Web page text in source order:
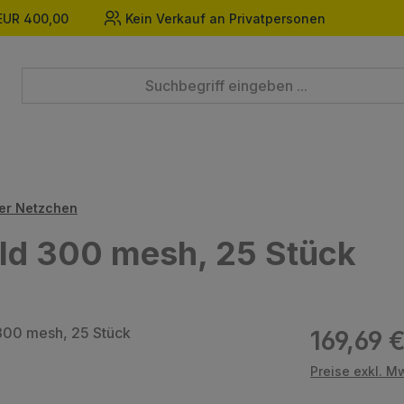
400,00 Kein Verkauf an Privatpersonen
Netzchen
300 mesh, 25 Stück
Regulärer
169,69 €
Preise exkl.